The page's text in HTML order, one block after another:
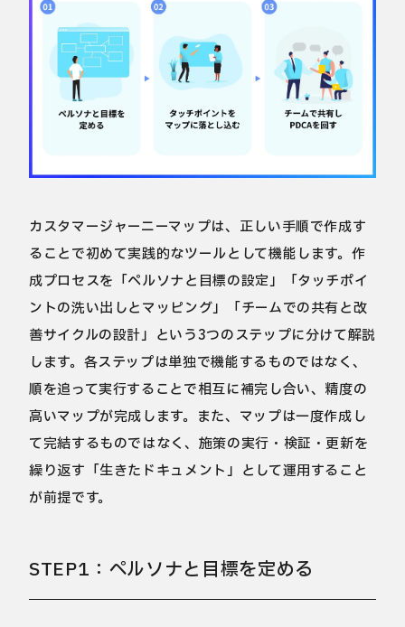
カスタマージャーニーマップは、正しい手順で作成す
ることで初めて実践的なツールとして機能します。作
成プロセスを「ペルソナと目標の設定」「タッチポイ
ントの洗い出しとマッピング」「チームでの共有と改
善サイクルの設計」という3つのステップに分けて解説
します。各ステップは単独で機能するものではなく、
順を追って実行することで相互に補完し合い、精度の
高いマップが完成します。また、マップは一度作成し
て完結するものではなく、施策の実行・検証・更新を
繰り返す「生きたドキュメント」として運用すること
が前提です。
STEP1：ペルソナと目標を定める